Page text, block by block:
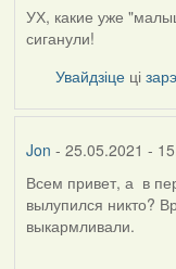
УХ, какие уже
сиганули!
Увайдзіце ці
Jon - 25.05.2021 -
Всем привет, а в
вылупился никто?
выкармливали.